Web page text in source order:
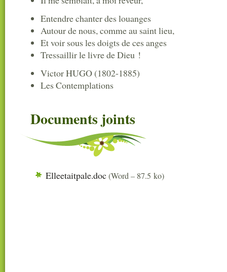
Entendre chanter des louanges
Autour de nous, comme au saint lieu,
Et voir sous les doigts de ces anges
Tressaillir le livre de Dieu !
Victor HUGO (1802-1885)
Les Contemplations
Documents joints
Elleetaitpale.doc(Word – 87.5 ko)